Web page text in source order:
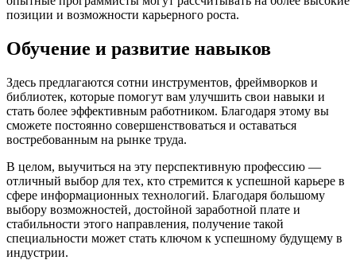
позиции и возможности карьерного роста.
Обучение и развитие навыков
Здесь предлагаются сотни инструментов, фреймворков и
библиотек, которые помогут вам улучшить свои навыки и
стать более эффективным работником. Благодаря этому вы
сможете постоянно совершенствоваться и оставаться
востребованным на рынке труда.
В целом, выучиться на эту перспективную профессию —
отличный выбор для тех, кто стремится к успешной карьере в
сфере информационных технологий. Благодаря большому
выбору возможностей, достойной заработной плате и
стабильности этого направления, получение такой
специальности может стать ключом к успешному будущему в
индустрии.